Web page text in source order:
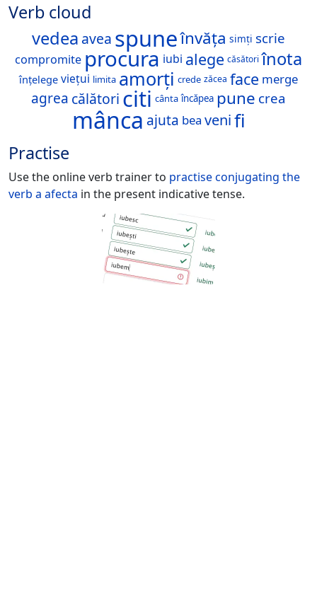
Verb cloud
vedea avea spuneînvăța simți scrie
compromite procura iubi alege căsători înota
înțelege viețui limita amorți crede zăcea face merge
agrea călători citi cânta încăpea pune crea
mânca ajuta bea venifi
Practise
Use the online verb trainer to practise conjugating the
verb a afecta in the present indicative tense.